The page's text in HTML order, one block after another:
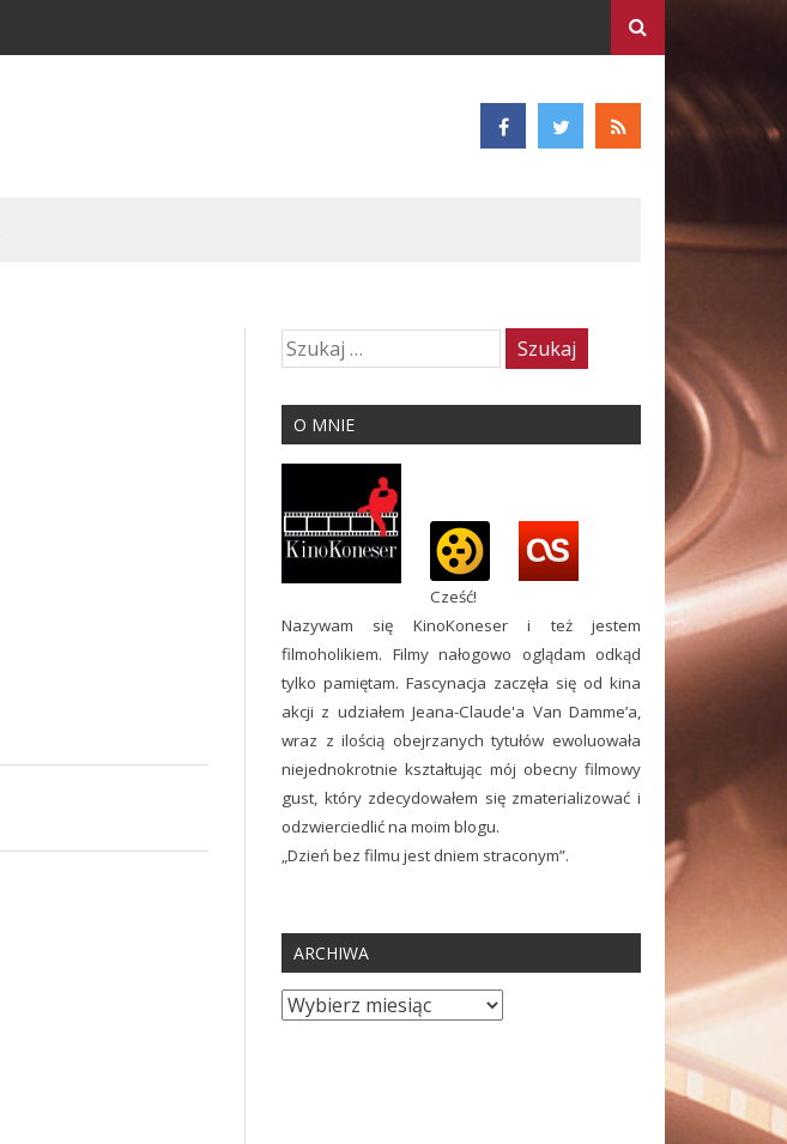
O MNIE
Cześć!
Nazywam się KinoKoneser i też jestem
filmoholikiem. Filmy nałogowo oglądam odkąd
tylko pamiętam. Fascynacja zaczęła się od kina
akcji z udziałem Jeana-Claude'a Van Damme’a,
wraz z ilością obejrzanych tytułów ewoluowała
niejednokrotnie kształtując mój obecny filmowy
gust, który zdecydowałem się zmaterializować i
odzwierciedlić na moim blogu.
„Dzień bez filmu jest dniem straconym”.
ARCHIWA